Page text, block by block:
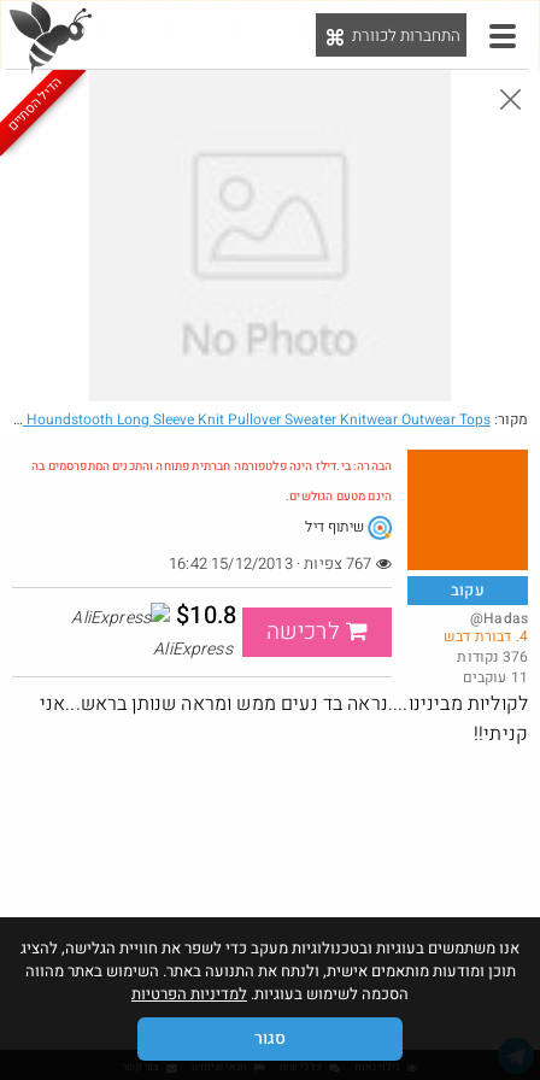
התחברות לכוורת
הבהרה: בי.דילז הינה פלטפורמה חברתית פתוחה והתכנים המתפרסמים בה הינם מטעם הגולשים.
חדש בכוורת
קרוקס לייטרייד במחיר טוב
$47.0
@Gabriel
7· 2· 156
אנו משתמשים בעוגיות ובטכנולוגיות מעקב כדי לשפר את חוויית הגלישה, להציג
תוכן ומודעות מותאמים אישית, ולנתח את התנועה באתר. השימוש באתר מהווה
הסכמה לשימוש בעוגיות. למדיניות הפרטיות
סגור
הדיל הסתיים
מקור: - 2013 Winter Shoulder Zipper Decoration Black And White Plaid Houndstooth Long Sleeve Knit Pullover Sweater Knitwear Outwear Tops
עקוב
@Hadas
4. דבורת דבש
376 נקודות
11 עוקבים
הבהרה: בי.דילז הינה פלטפורמה חברתית פתוחה והתכנים המתפרסמים בה
הינם מטעם הגולשים.
שיתוף דיל
לרכישה $10.8
AliExpress
לקוליות מבינינו....נראה בד נעים ממש ומראה שנותן בראש...אני
קניתי!!